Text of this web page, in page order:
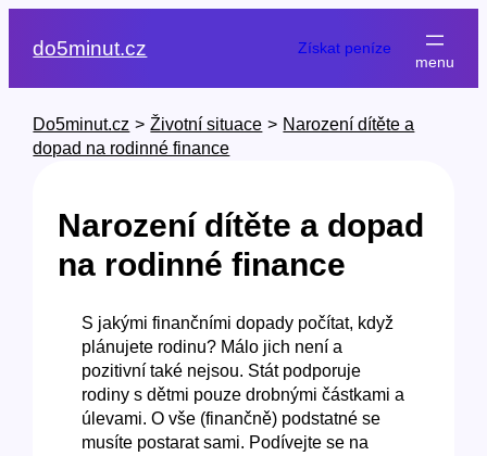
do5minut.cz Získat peníze
Do5minut.cz > Životní situace > Narození dítěte a
dopad na rodinné finance
Narození dítěte a dopad
na rodinné finance
S jakými finančními dopady počítat, když
plánujete rodinu? Málo jich není a
pozitivní také nejsou. Stát podporuje
rodiny s dětmi pouze drobnými částkami a
úlevami. O vše (finančně) podstatné se
musíte postarat sami. Podívejte se na